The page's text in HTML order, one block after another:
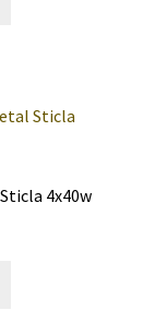
4x40w